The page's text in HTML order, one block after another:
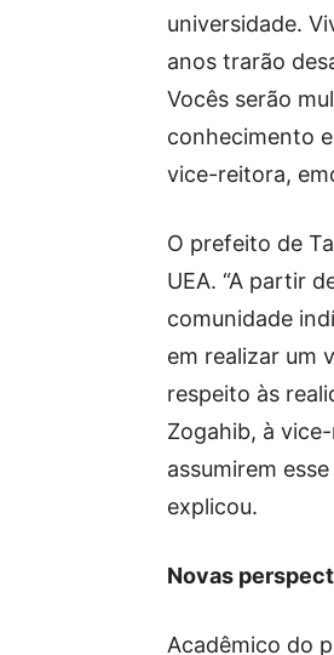
universidade.
anos trarão
Vocês serão
conhecimento
vice-reitora,
O prefeito de
UEA. “A partir
comunidade
em realizar um
respeito às
Zogahib, à
assumirem
explicou.
Novas
Acadêmico do